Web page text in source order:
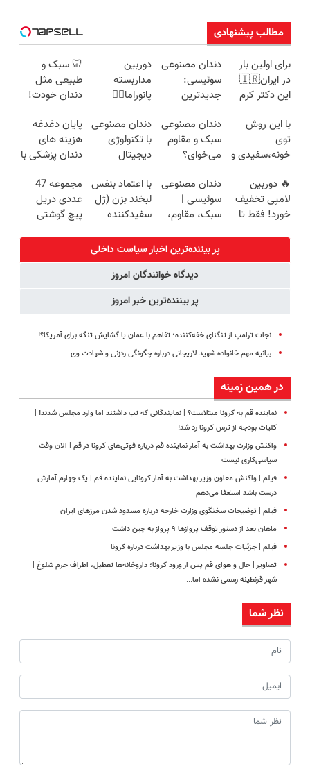
مطالب پیشنهادی
برای اولین بار
در ایران🇮🇷
این دکتر کرم
روزه ساخت!
دندان مصنوعی
سوئیسی:
جدیدترین
سبک و مقاوم |
پرداخت قسطی
دوربین
مداربسته
پانوراما👈🏻
360°و سازگار با
اندروید و ios
🦷 سبک و
طبیعی مثل
دندان خودت!
پرداخت
اقساطی 💳 📍
تهران
با این روش
توی
خونه،سفیدی و
برگردون
(40%off)
دندان مصنوعی
سبک و مقاوم
می‌خوای؟
اقساطی هم
داریم!😍 | 📍
تهران
دندان مصنوعی
با تکنولوژی
دیجیتال
پایان دغدغه
هزینه های
دندان پزشکی با
کننده خانگی
🔥 دوربین
لامپی تخفیف
خورد! فقط تا
دندان مصنوعی
سوئیسی |
سبک، مقاوم،
رایگان+پرداخت
اقساطی😍
با اعتماد بنفس
لبخند بزن (ژل
سفیدکننده
مجموعه 47
عددی دریل
پیچ گوشتی
محدود)
پر بیننده‌ترین اخبار سیاست داخلی
دیدگاه خوانندگان امروز
پر بیننده‌ترین خبر امروز
نجات ترامپ از تنگنای خفه‌کننده‌؛ تفاهم با عمان یا گشایش تنگه برای آمریکا؟!
بیانیه مهم خانواده شهید لاریجانی درباره چگونگی ردزنی و شهادت وی
در همین زمینه
نماینده قم به کرونا مبتلاست؟ | نمایندگانی که تب داشتند اما وارد مجلس شدند! |
کلیات بودجه از ترس کرونا رد شد!
واکنش وزارت بهداشت به آمار نماینده قم درباره فوتی‌های کرونا در قم | الان وقت
سیاسی‌کاری نیست
فیلم | واکنش معاون وزیر بهداشت به آمار کرونایی نماینده قم | یک چهارم آمارش
درست باشد استعفا می‌دهم
فیلم | توضیحات سخنگوی وزارت خارجه درباره مسدود شدن مرزهای ایران
ماهان بعد از دستور توقف پروازها ۹ پرواز به چین داشت
فیلم | جزئیات جلسه مجلس با وزیر بهداشت درباره کرونا
تصاویر | حال و هوای قم پس از ورود کرونا؛ داروخانه‌ها تعطیل، اطراف حرم شلوغ |
شهر قرنطینه رسمی نشده اما...
نظر شما